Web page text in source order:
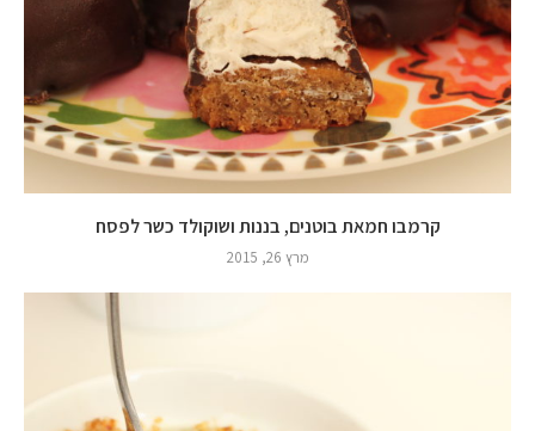
קרמבו חמאת בוטנים, בננות ושוקולד כשר לפסח
מרץ 26, 2015